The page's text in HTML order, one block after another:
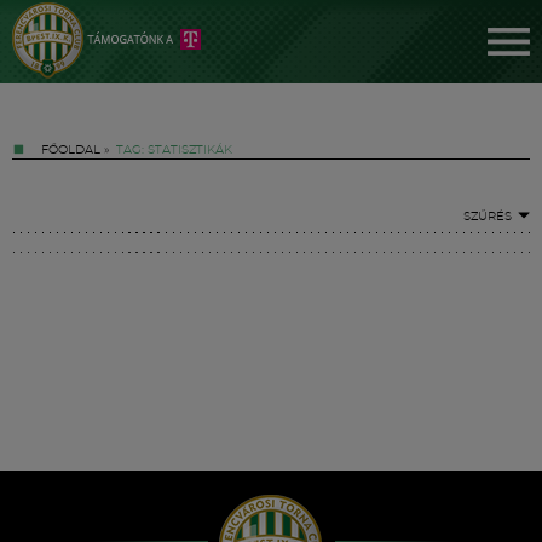
FŐOLDAL » TAG: STATISZTIKÁK
SZŰRÉS
Hírek